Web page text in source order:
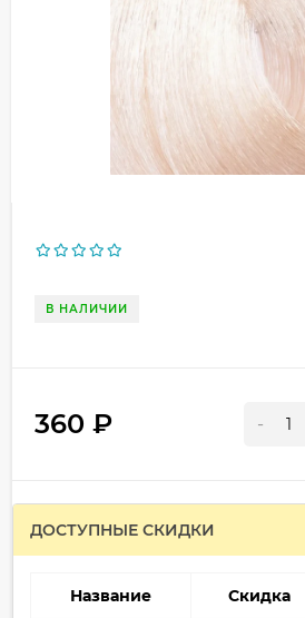
В НАЛИЧИИ
360 ₽ -
ДОСТУПНЫЕ СКИДКИ
Название Скидка